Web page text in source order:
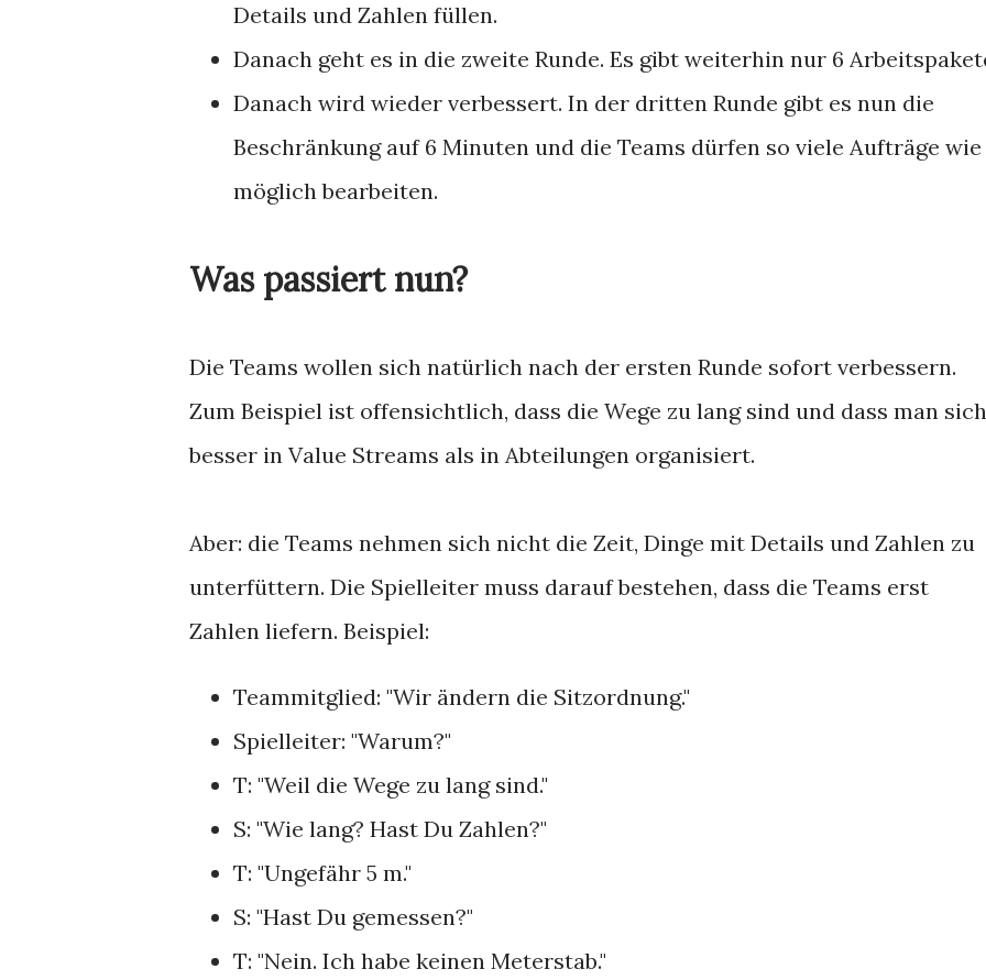
Details und Zahlen füllen.
Danach geht es in die zweite Runde. Es gibt weiterhin nur 6
Danach wird wieder verbessert. In der dritten Runde gibt es nun die
Beschränkung auf 6 Minuten und die Teams dürfen so viele Aufträge wie
möglich bearbeiten.
Was passiert nun?
Die Teams wollen sich natürlich nach der ersten Runde sofort verbessern.
Zum Beispiel ist offensichtlich, dass die Wege zu lang sind und dass man sich
besser in Value Streams als in Abteilungen organisiert.
Aber: die Teams nehmen sich nicht die Zeit, Dinge mit Details und Zahlen zu
unterfüttern. Die Spielleiter muss darauf bestehen, dass die Teams erst
Zahlen liefern. Beispiel:
Teammitglied: "Wir ändern die Sitzordnung."
Spielleiter: "Warum?"
T: "Weil die Wege zu lang sind."
S: "Wie lang? Hast Du Zahlen?"
T: "Ungefähr 5 m."
S: "Hast Du gemessen?"
T: "Nein. Ich habe keinen Meterstab."